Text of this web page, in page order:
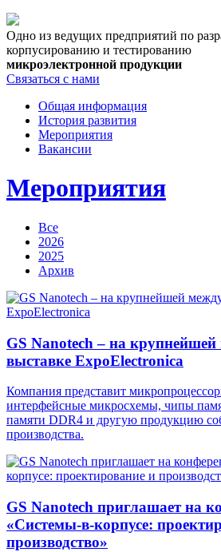
Одно из ведущих предприятий по
корпусированию и тестированию
микроэлектронной продукции
Связаться с нами
Общая информация
История развития
Мероприятия
Вакансии
Мероприятия
Все
2026
2025
Архив
GS Nanotech – на
выставке ExpoElectronica
Компания представит
интерфейсные микросхемы, чипы
памяти DDR4 и другую продукцию
производства.
GS Nanotech приглашает на
«Системы-в-корпусе:
производство»